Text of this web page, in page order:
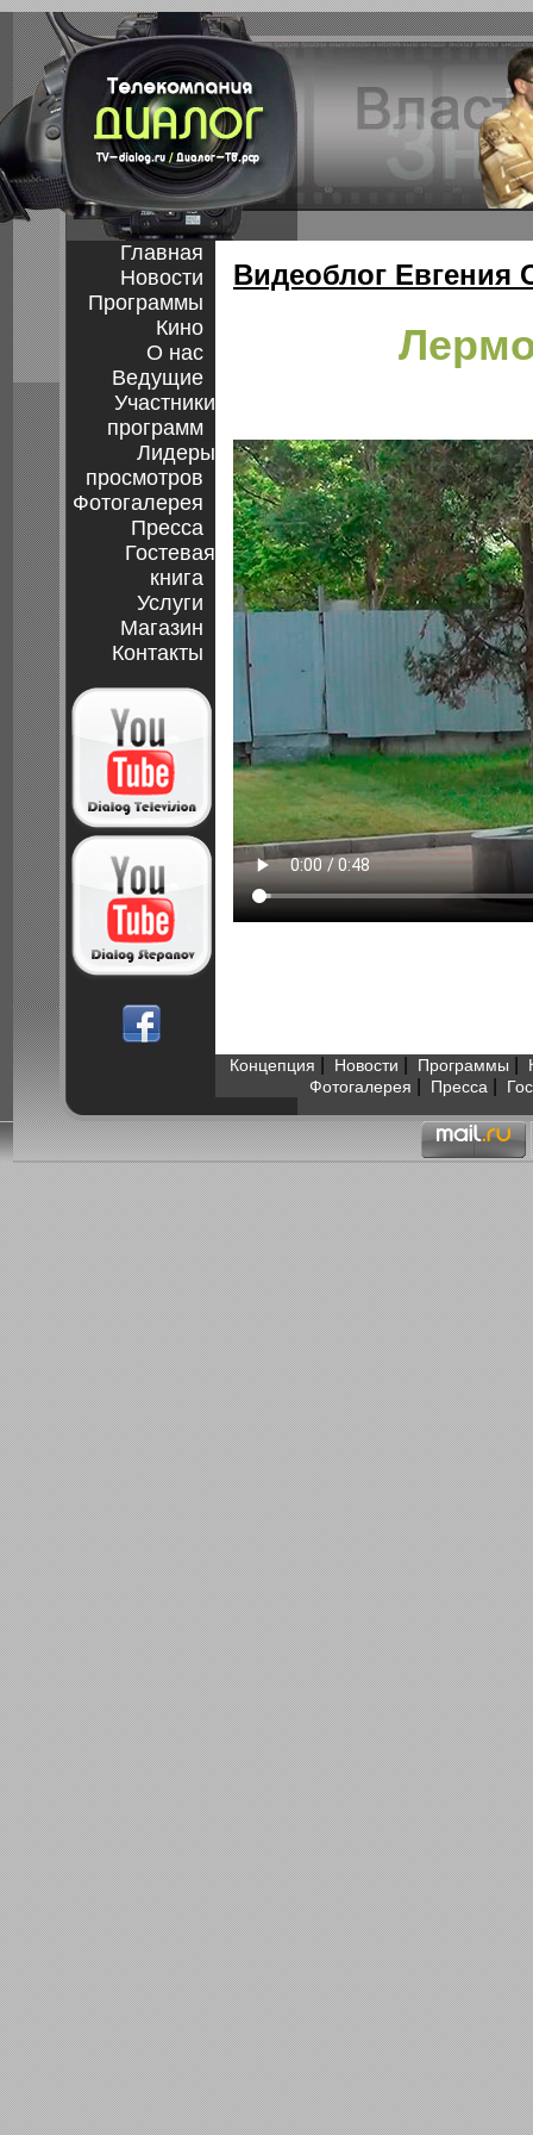
Главная
Новости
Программы
Кино
О нас
Ведущие
Участники
программ
Лидеры
просмотров
Фотогалерея
Пресса
Гостевая
книга
Услуги
Магазин
Контакты
Видеоблог Евгения
Концепция Новости Программы
Фотогалерея
Пресса